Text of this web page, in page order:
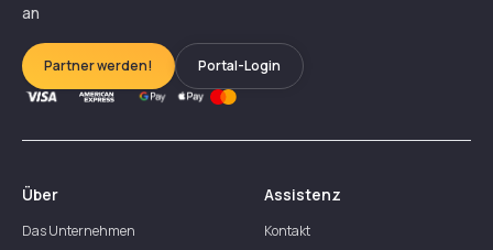
an
Partner werden! Portal-Login
Über
Das Unternehmen
Assistenz
Kontakt